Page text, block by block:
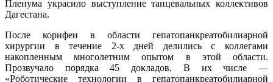
Пленума украсило выступление танцевальных коллективов
Дагестана.
После корифеи в области гепатопанкреатобилиарной
хирургии в течение 2-х дней делились с коллегами
накопленным многолетним опытом в этой области.
Прозвучало порядка 45 докладов. В их числе —
«Роботические технологии в гепатопанкреатобилиарной